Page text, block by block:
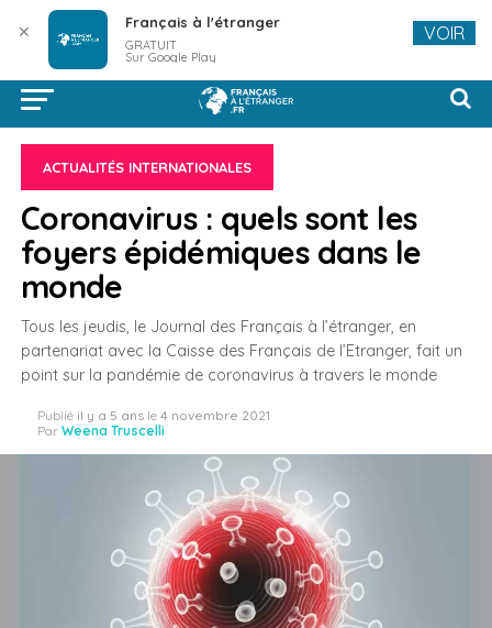
ACTUALITÉS INTERNATIONALES
Coronavirus : quels sont les
foyers épidémiques dans le
monde
Tous les jeudis, le Journal des Français à l’étranger, en
partenariat avec la Caisse des Français de l’Etranger, fait un
point sur la pandémie de coronavirus à travers le monde
Publié il y a 5 ans le 4 novembre 2021
Par Weena Truscelli
✕ Français à l'étranger
GRATUIT
Sur Google Play
VOIR